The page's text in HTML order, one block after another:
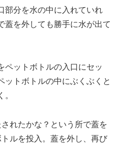
部分を水の中に入れていれ
蓋を外しても勝手に水が出て
ペットボトルの入口にセッ
ットボトルの中にぶくぶくと
れたかな？という所で蓋を
ルを投入。蓋を外し、再び